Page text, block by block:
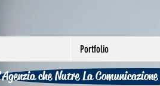
Portfolio
che Nutre La